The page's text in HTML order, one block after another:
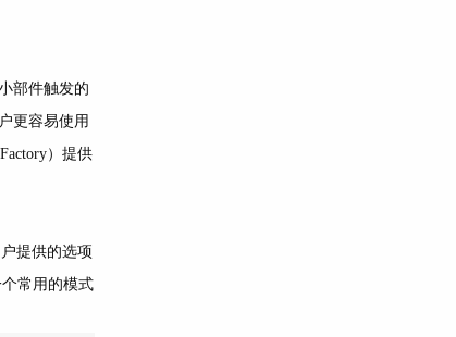
部件触发的
更容易使用
）提供
提供的选项
常用的模式